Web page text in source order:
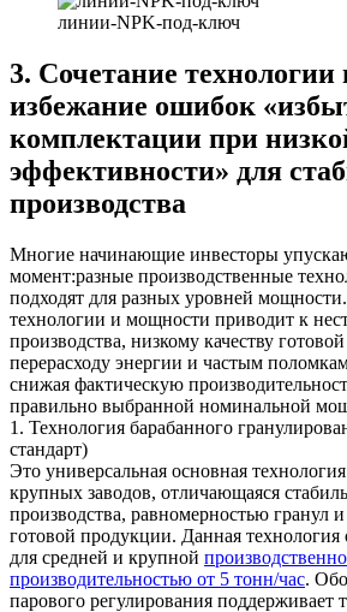
линии-NPK-под-ключ
3. Сочетание
избежание ошибок
комплектации при
эффективности» для
производства
Многие начинающие инвесторы
момент:разные производственные
подходят для разных уровней
технологии и мощности приводит к
производства, низкому качеству
перерасходу энергии и частым
снижая фактическую
правильно выбранной номинальной
1. Технология барабанного
стандарт)
Это универсальная основная
крупных заводов, отличающаяся
производства, равномерностью гранул
готовой продукции. Данная
для средней и крупной
производительностью от 5 тонн/час.
парового регулирования поддерживает